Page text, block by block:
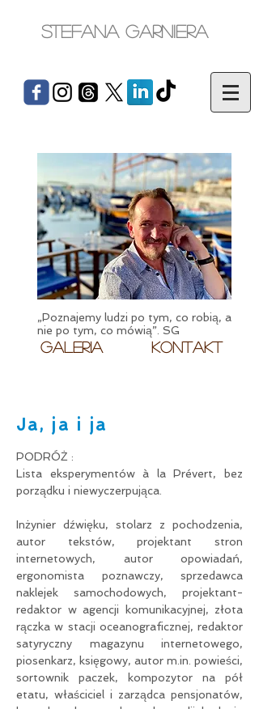
Stefana Garniera
„Poznajemy ludzi po tym, co robią, a
nie po tym, co mówią”. SG
Galeria Kontakt
Ja, ja i ja
PODRÓŻ :
Lista eksperymentów à la Prévert, bez
porządku i niewyczerpująca.
Inżynier dźwięku, stolarz z pochodzenia,
autor tekstów, projektant stron
internetowych, autor opowiadań,
ergonomista poznawczy, sprzedawca
naklejek samochodowych, projektant-
redaktor w agencji komunikacyjnej, złota
rączka w stacji oceanograficznej, redaktor
satyryczny magazynu internetowego,
piosenkarz, księgowy, autor m.in. powieści,
sortownik paczek, kompozytor na pół
etatu, właściciel i zarządca pensjonatów,